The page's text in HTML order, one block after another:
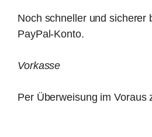
Noch schneller und sicherer
PayPal-Konto.
Vorkasse
Per Überweisung im Voraus